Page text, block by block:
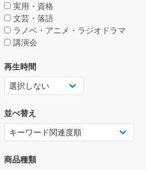
実用・資格
文芸・落語
ラノベ・アニメ・ラジオドラマ
講演会
再生時間
並べ替え
商品種類